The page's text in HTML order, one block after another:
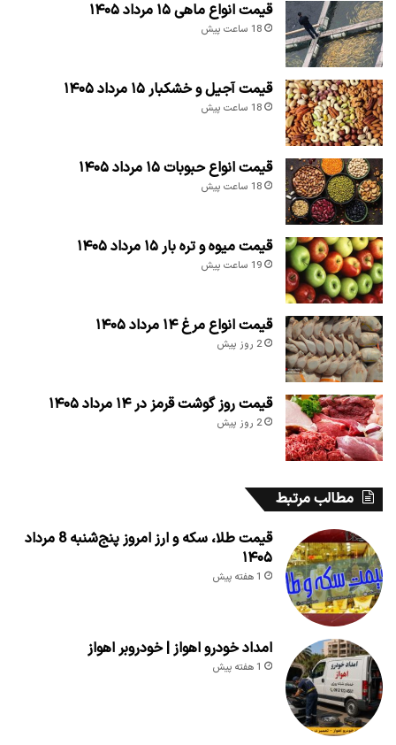
قیمت انواع ماهی ۱۵ مرداد ۱۴۰۵
18 ساعت پیش
قیمت آجیل و خشکبار ۱۵ مرداد ۱۴۰۵
18 ساعت پیش
قیمت انواع حبوبات ۱۵ مرداد ۱۴۰۵
18 ساعت پیش
قیمت میوه و تره بار ۱۵ مرداد ۱۴۰۵
19 ساعت پیش
قیمت انواع مرغ ۱۴ مرداد ۱۴۰۵
2 روز پیش
قیمت روز گوشت قرمز در ۱۴ مرداد ۱۴۰۵
2 روز پیش
مطالب مرتبط
قیمت طلا، سکه و ارز امروز پنج‌شنبه 8 مرداد
۱۴۰۵
1 هفته پیش
امداد خودرو اهواز | خودروبر اهواز
1 هفته پیش